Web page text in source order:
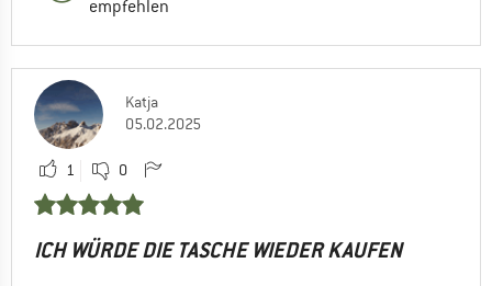
empfehlen
Katja
05.02.2025
1 0
ICH WÜRDE DIE TASCHE WIEDER KAUFEN